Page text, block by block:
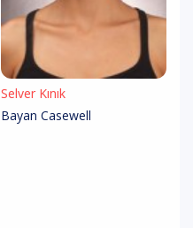
Selver Kınık
Bayan Casewell